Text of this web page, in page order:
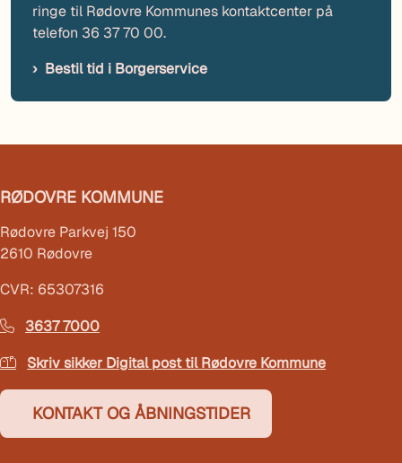
ringe til Rødovre Kommunes kontaktcenter på
telefon 36 37 70 00.
Bestil tid i Borgerservice
RØDOVRE KOMMUNE
Rødovre Parkvej 150
2610 Rødovre
CVR: 65307316
3637 7000
Skriv sikker Digital post til Rødovre Kommune
KONTAKT OG ÅBNINGSTIDER